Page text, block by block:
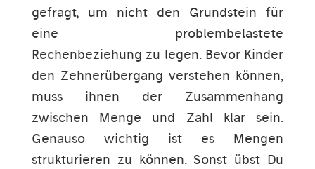
gefragt, um nicht den Grundstein für
eine problembelastete
Rechenbeziehung zu legen. Bevor Kinder
den Zehnerübergang verstehen können,
muss ihnen der Zusammenhang
zwischen Menge und Zahl klar sein.
Genauso wichtig ist es Mengen
strukturieren zu können. Sonst übst Du